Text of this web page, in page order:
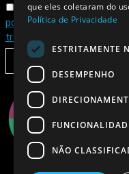
Concordo com a
política de privacidade e de
tratamento de dados
SUBSCREVER
que eles coletaram do
Política de Privacidade
ESTRITAMENTE
DESEMPENHO
NÃO